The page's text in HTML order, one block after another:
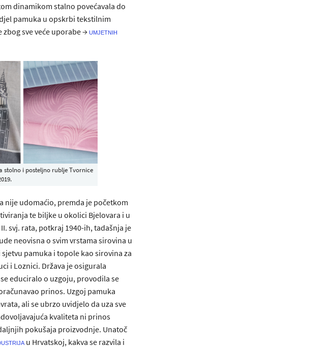
dinamikom stalno povećavala do
pamuka u opskrbi tekstilnim
sve veće uporabe →umjetnih
stolno i posteljno rublje Tvornice
nije udomaćio, premda je početkom
te biljke u okolici Bjelovara i u
svj. rata, potkraj 1940-ih, tadašnja je
neovisna o svim vrstama sirovina u
pamuka i topole kao sirovina za
i Loznici. Država je osigurala
educiralo o uzgoju, provodila se
prinos. Uzgoj pamuka
ali se ubrzo uvidjelo da uza sve
kvaliteta ni prinos
pokušaja proizvodnje. Unatoč
u Hrvatskoj, kakva se razvila i